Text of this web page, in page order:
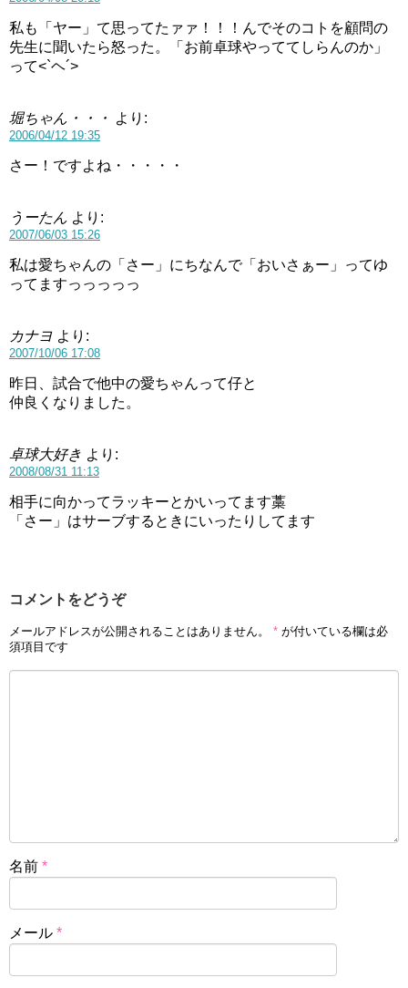
私も「ヤー」て思ってたァァ！！！んでそのコトを顧問の
先生に聞いたら怒った。「お前卓球やっててしらんのか」
って<`ヘ´>
堀ちゃん・・・ より:
2006/04/12 19:35
さー！ですよね・・・・・
うーたん より:
2007/06/03 15:26
私は愛ちゃんの「さー」にちなんで「おいさぁー」ってゆ
ってますっっっっっ
カナヨ より:
2007/10/06 17:08
昨日、試合で他中の愛ちゃんって仔と
仲良くなりました。
卓球大好き より:
2008/08/31 11:13
相手に向かってラッキーとかいってます藁
「さー」はサーブするときにいったりしてます
コメントをどうぞ
メールアドレスが公開されることはありません。 * が付いている欄は必
須項目です
名前 *
メール *